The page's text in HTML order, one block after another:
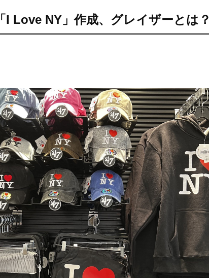
「I Love NY」作成、グレイザーとは？